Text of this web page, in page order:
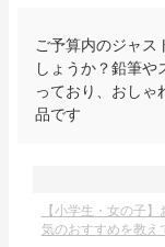
ご予算内のジャス
しょうか？鉛筆や
っており、おしゃ
品です
【小学生・女の子
気のおすすめを教え